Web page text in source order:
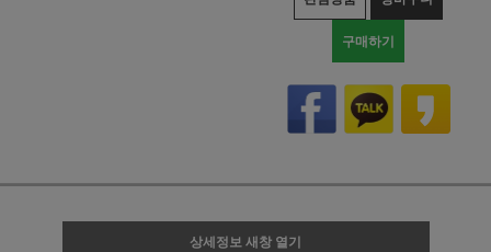
구매하기
상세정보 새창 열기